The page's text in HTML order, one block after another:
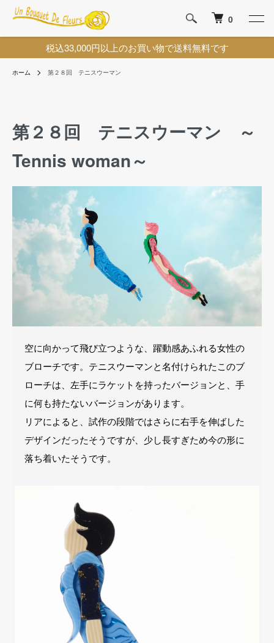
税込33,000円以上のお買い物で送料無料です
0
ホーム 第２８回 テニスウーマン
第２８回 テニスウーマン ～
Tennis woman～
空に向かって飛び立つような、躍動感あふれる女性の
ブローチです。テニスウーマンと名付けられたこのブ
ローチは、左手にラケットを持ったバージョンと、手
に何も持たないバージョンがあります。
リアによると、試作の段階ではさらに右手を伸ばした
デザインだったそうですが、少し長すぎため今の形に
落ち着いたそうです。